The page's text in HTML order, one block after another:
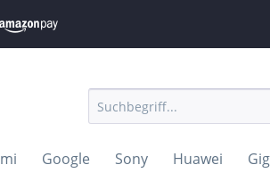
Google Sony Huawei